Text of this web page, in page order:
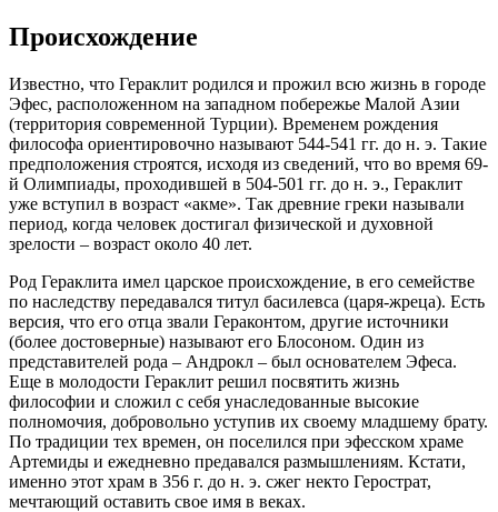
Происхождение
Известно, что Гераклит родился и прожил всю жизнь в городе
Эфес, расположенном на западном побережье Малой Азии
(территория современной Турции). Временем рождения
философа ориентировочно называют 544-541 гг. до н. э. Такие
предположения строятся, исходя из сведений, что во время 69-
й Олимпиады, проходившей в 504-501 гг. до н. э., Гераклит
уже вступил в возраст «акме». Так древние греки называли
период, когда человек достигал физической и духовной
зрелости – возраст около 40 лет.
Род Гераклита имел царское происхождение, в его семействе
по наследству передавался титул басилевса (царя-жреца). Есть
версия, что его отца звали Гераконтом, другие источники
(более достоверные) называют его Блосоном. Один из
представителей рода – Андрокл – был основателем Эфеса.
Еще в молодости Гераклит решил посвятить жизнь
философии и сложил с себя унаследованные высокие
полномочия, добровольно уступив их своему младшему брату.
По традиции тех времен, он поселился при эфесском храме
Артемиды и ежедневно предавался размышлениям. Кстати,
именно этот храм в 356 г. до н. э. сжег некто Герострат,
мечтающий оставить свое имя в веках.